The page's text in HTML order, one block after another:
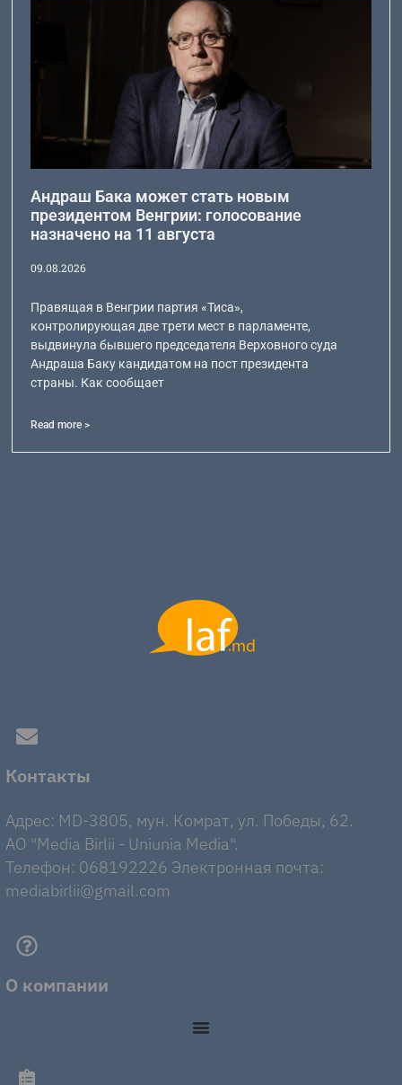
Андраш Бака может стать новым
президентом Венгрии: голосование
назначено на 11 августа
09.08.2026
Правящая в Венгрии партия «Тиса»,
контролирующая две трети мест в парламенте,
выдвинула бывшего председателя Верховного суда
Андраша Баку кандидатом на пост президента
страны. Как сообщает
Read more >
Контакты
Адрес: MD-3805, мун. Комрат, ул. Победы, 62.
AO "Media Birlii - Uniunia Media".
Телефон: 068192226 Электронная почта:
mediabirlii@gmail.com
О компании